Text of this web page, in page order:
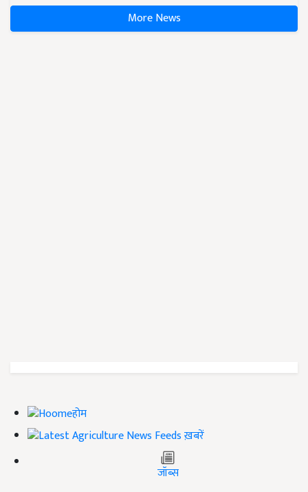
More News
होम
ख़बरें
जॉब्स